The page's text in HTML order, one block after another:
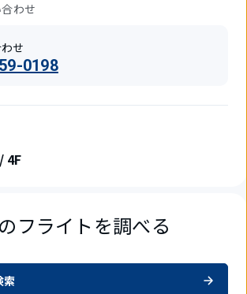
わせ
せ
0198
4F
フライトを調べる
索